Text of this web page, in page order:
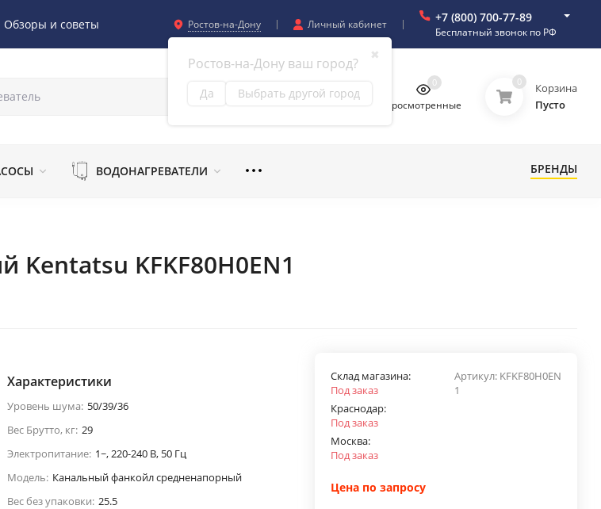
Обзоры и советы Ростов-на-Дону
✖
Ростов-на-Дону ваш город?
Да Выбрать другой город
Личный кабинет +7 (800) 700-77-89
Бесплатный звонок по РФ
Просмотренные
0 0
Корзина
Пусто
ВОДОНАГРЕВАТЕЛИ БРЕНДЫ
KFKF80H0EN1
Характеристики
Уровень шума: 50/39/36
Вес Брутто, кг: 29
Электропитание: 1~, 220-240 В, 50 Гц
Модель: Канальный фанкойл средненапорный
Вес без упаковки: 25.5
Артикул: KFKF80H0EN
1
Склад магазина:
Под заказ
Краснодар:
Под заказ
Москва:
Под заказ
Цена по запросу